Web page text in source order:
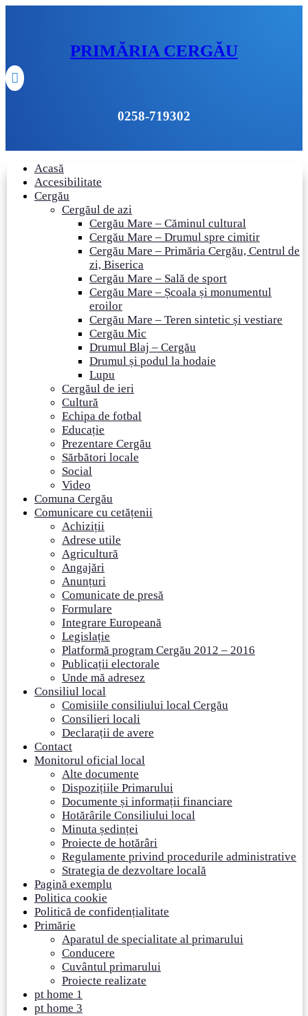
PRIMĂRIA CERGĂU

0258-719302
Acasă
Accesibilitate
Cergău
Cergăul de azi
Cergău Mare – Căminul cultural
Cergău Mare – Drumul spre cimitir
Cergău Mare – Primăria Cergău, Centrul de
zi, Biserica
Cergău Mare – Sală de sport
Cergău Mare – Școala și monumentul
eroilor
Cergău Mare – Teren sintetic și vestiare
Cergău Mic
Drumul Blaj – Cergău
Drumul și podul la hodaie
Lupu
Cergăul de ieri
Cultură
Echipa de fotbal
Educație
Prezentare Cergău
Sărbători locale
Social
Video
Comuna Cergău
Comunicare cu cetățenii
Achiziții
Adrese utile
Agricultură
Angajări
Anunțuri
Comunicate de presă
Formulare
Integrare Europeană
Legislație
Platformă program Cergău 2012 – 2016
Publicații electorale
Unde mă adresez
Consiliul local
Comisiile consiliului local Cergău
Consilieri locali
Declarații de avere
Contact
Monitorul oficial local
Alte documente
Dispozițiile Primarului
Documente și informații financiare
Hotărârile Consiliului local
Minuta ședinței
Proiecte de hotărâri
Regulamente privind procedurile administrative
Strategia de dezvoltare locală
Pagină exemplu
Politica cookie
Politică de confidențialitate
Primărie
Aparatul de specialitate al primarului
Conducere
Cuvântul primarului
Proiecte realizate
pt home 1
pt home 3